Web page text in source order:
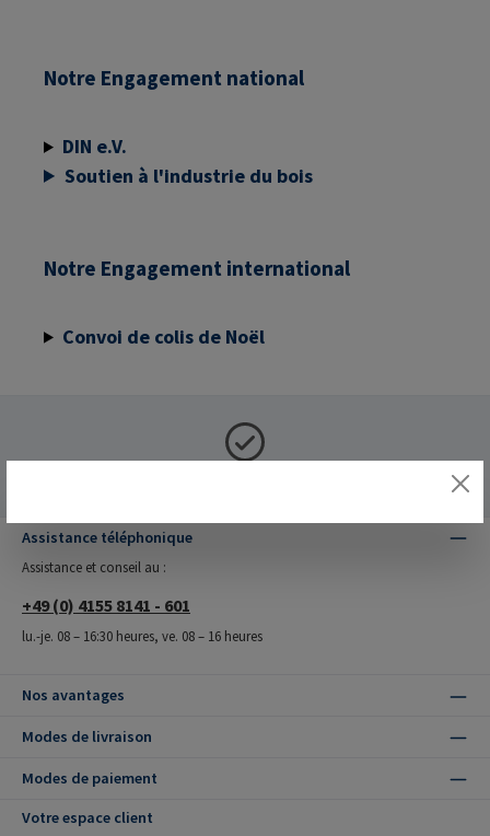
Notre Engagement national
DIN e.V.
Soutien à l'industrie du bois
Notre Engagement international
Convoi de colis de Noël
Assistance téléphonique
Assistance et conseil au :
+49 (0) 4155 8141 - 601
lu.-je. 08 – 16:30 heures, ve. 08 – 16 heures
Nos avantages
Modes de livraison
Modes de paiement
Votre espace client